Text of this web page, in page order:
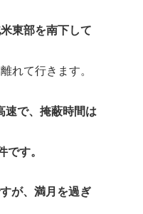
東部を南下して
れて行きます。
速で、掩蔽時間は
です。
が、満月を過ぎ